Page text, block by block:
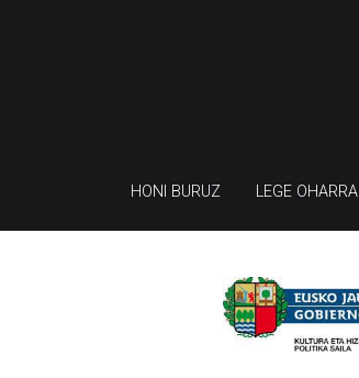
HONI BURUZ LEGE OHARRA